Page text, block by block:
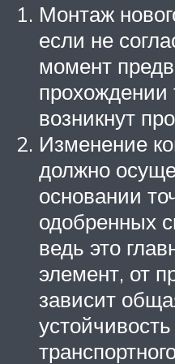
Монтаж
если не
момент
прохождении
возникнут
Изменение
должно
основании
одобренных
ведь это
элемент, от
зависит